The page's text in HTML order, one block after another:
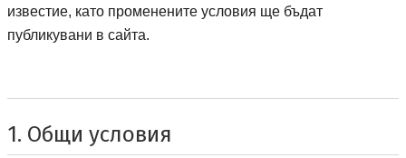
известие, като променените условия ще бъдат
публикувани в сайта.
1. Общи условия